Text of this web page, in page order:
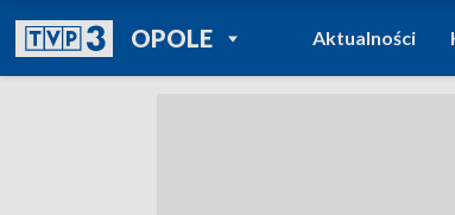
OPOLEPOWRÓT DO
TVP REGIONY
Aktualności